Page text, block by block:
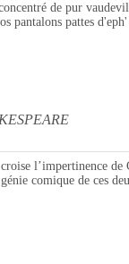
de pur
pantalons pattes
l’impertinence
comique de ces